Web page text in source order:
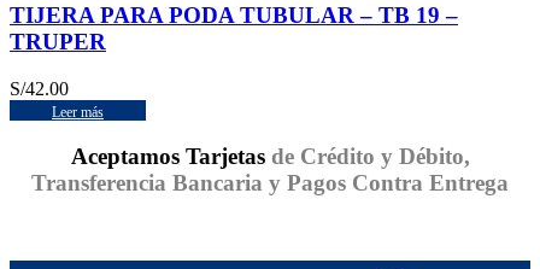
TIJERA PARA PODA TUBULAR – TB 19 –
TRUPER
S/42.00
Leer más
Aceptamos Tarjetas de Crédito y Débito,
Transferencia Bancaria y Pagos Contra Entrega